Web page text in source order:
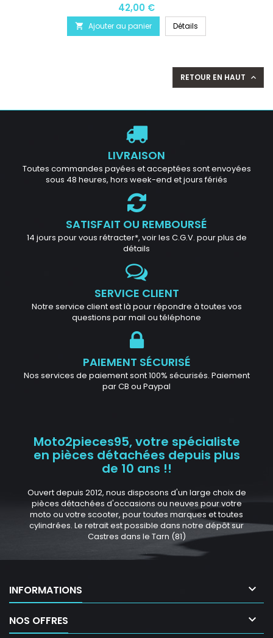
42,00 €
 Ajouter au panier Détails
RETOUR EN HAUT 
LIVRAISON
Toutes commandes payées et acceptées sont envoyées
sous 48 heures, hors week-end et jours fériés
SATISFAIT OU REMBOURSÉ
14 jours pour vous rétracter*, voir les C.G.V. pour plus de
détails
SERVICE CLIENT
Notre service client est là pour répondre à toutes vos
questions par mail ou téléphone
PAIEMENT SÉCURISÉ
Nos services de paiement sont 100% sécurisés. Paiement
par CB ou Paypal
Moto2pieces95, votre spécialiste
en pièces détachées depuis plus
de 10 ans !!
Ouvert depuis 2012, nous disposons d'un large choix de
pièces détachées d'occasions ou neuves pour votre
moto ou votre scooter, pour toutes marques et toutes
cylindrées. Le retrait est possible dans notre dépôt sur
Castres dans le Tarn (81)
INFORMATIONS 
NOS OFFRES 